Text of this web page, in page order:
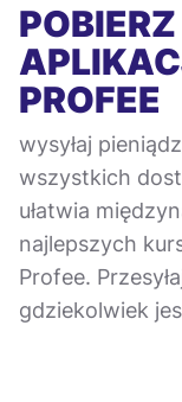
POBIERZ
PROFEE
wysyłaj
wszystkich
ułatwia
najlepszych
Profee.
gdziekolwiek